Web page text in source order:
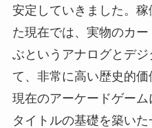
安定していきました。
た現在では、実物のカ
ぶというアナログとデ
て、非常に高い歴史的価
現在のアーケードゲー
タイトルの基礎を築い